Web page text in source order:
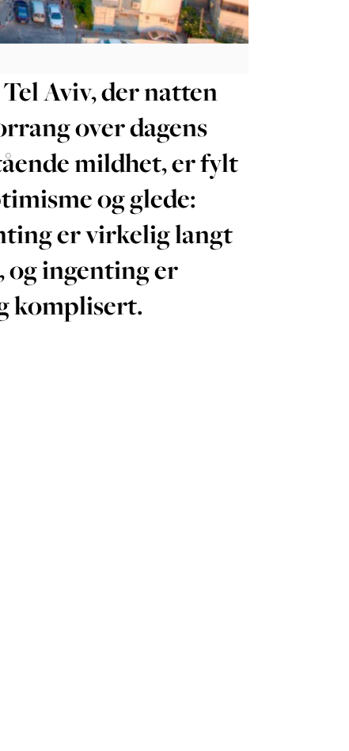
Aviv, der natten
over dagens
mildhet, er fylt
og glede:
er virkelig langt
og ingenting er
komplisert.